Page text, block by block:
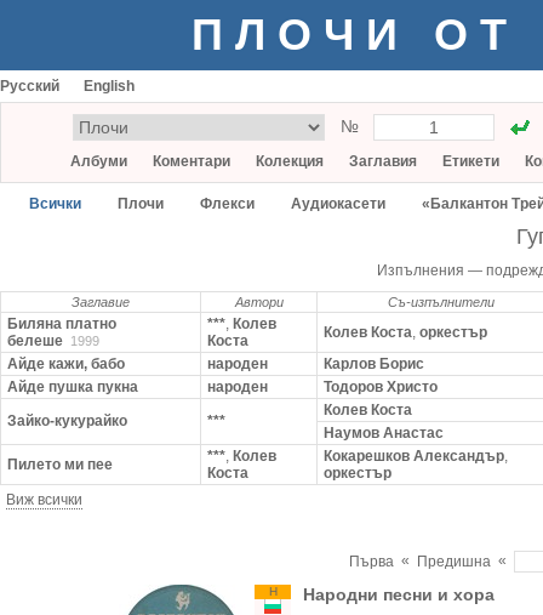
ПЛОЧИ ОТ
Русский English
№
Албуми Коментари Колекция Заглавия Етикети
Всички Плочи Флекси Аудиокасети «Балкантон
Изпълнения —
Заглавие Автори Съ-изпълнители
Биляна платно
белеше 1999
***, Колев
Коста
Колев Коста, оркестър
Айде кажи, бабо
народен
Карлов Борис
Айде пушка пукна
народен
Тодоров Христо
Зайко-кукурайко
***
Колев Коста
Наумов Анастас
Пилето ми пее
***, Колев
Коста
Кокарешков Александър,
оркестър
Виж всички
Първа « Предишна «
Н Народни песни и хора